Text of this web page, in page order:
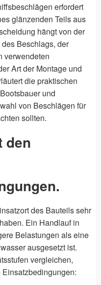
erfordert
glänzenden Teils aus
hängt von der
Beschlags, der
verwendeten
Art der Montage und
die praktischen
und
von Beschlägen für
sollten.
den
des Bauteils sehr
Ein Handlauf in
Belastungen als eine
ausgesetzt ist.
vergleichen,